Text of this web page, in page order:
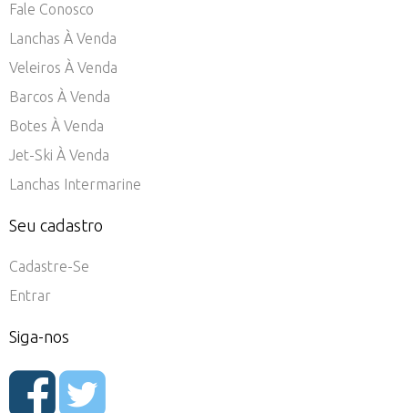
Fale Conosco
Lanchas À Venda
Veleiros À Venda
Barcos À Venda
Botes À Venda
Jet-Ski À Venda
Lanchas Intermarine
Seu cadastro
Cadastre-Se
Entrar
Siga-nos